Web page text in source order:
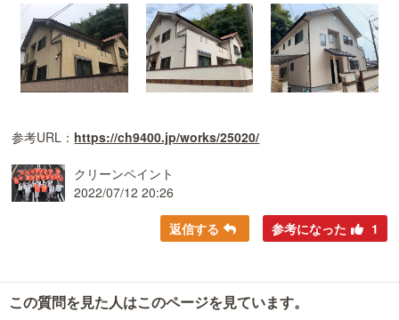
参考URL： https://ch9400.jp/works/25020/
クリーンペイント
2022/07/12 20:26
返信する 参考になった 1
この質問を見た人はこのページを見ています。